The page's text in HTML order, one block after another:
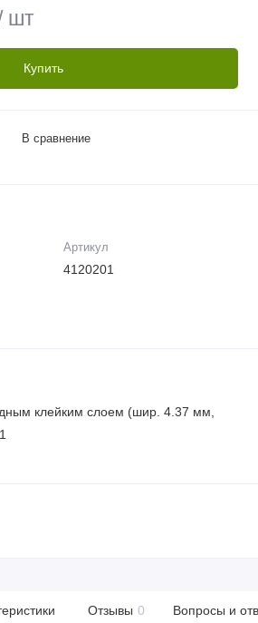
шт
Купить
В сравнение
Артикул
4120201
клейким слоем (шир. 4.37 мм,
Отзывы 0 Вопросы и